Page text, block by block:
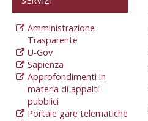
Amministrazione
Trasparente
U-Gov
Sapienza
Approfondimenti in
materia di appalti
pubblici
Portale gare telematiche